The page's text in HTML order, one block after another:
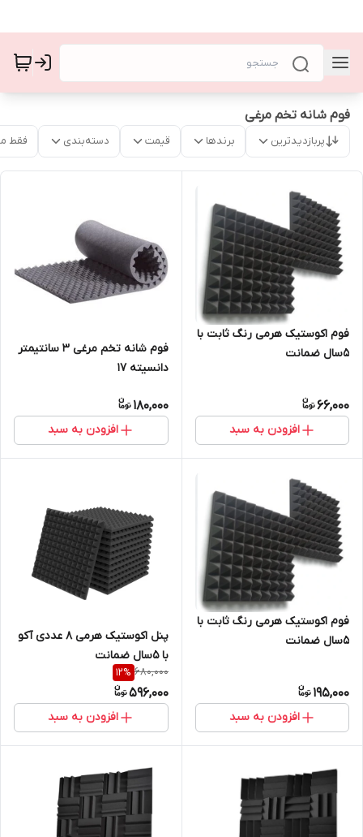
فوم شانه تخم مرغی
پربازدیدترین برندها قیمت دسته‌بندی فقط
فوم اکوستیک هرمی رنگ ثابت با
۵سال ضمانت
66,000
افزودن به سبد
فوم شانه تخم مرغی 3 سانتیمتر
دانسیته 17
180,000
افزودن به سبد
فوم اکوستیک هرمی رنگ ثابت با
۵سال ضمانت
195,000
افزودن به سبد
پنل اکوستیک هرمی ۸ عددی آکو
با ۵سال ضمانت
680,000
12%
596,000
افزودن به سبد